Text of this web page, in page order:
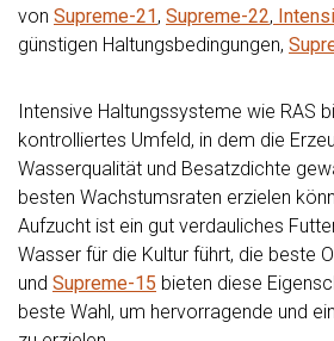
von Supreme-21, Supreme-22,
günstigen Haltungsbedingungen,
Intensive Haltungssysteme wie RAS
kontrolliertes Umfeld, in dem die
Wasserqualität und Besatzdichte
besten Wachstumsraten erzielen
Aufzucht ist ein gut verdauliches
Wasser für die Kultur führt, die beste
und Supreme-15 bieten diese
beste Wahl, um hervorragende und